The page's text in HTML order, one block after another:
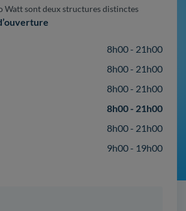
Watt sont deux structures distinctes
8h00 - 21h00
8h00 - 21h00
8h00 - 21h00
8h00 - 21h00
8h00 - 21h00
9h00 - 19h00